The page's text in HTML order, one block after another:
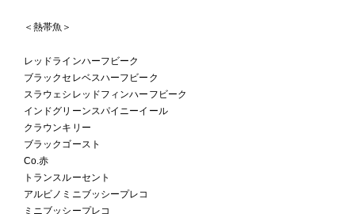
＜熱帯魚＞
レッドラインハーフビーク
ブラックセレベスハーフビーク
スラウェシレッドフィンハーフビーク
インドグリーンスパイニーイール
クラウンキリー
ブラックゴースト
Co.赤
トランスルーセント
アルビノミニブッシープレコ
ミニブッシープレコ